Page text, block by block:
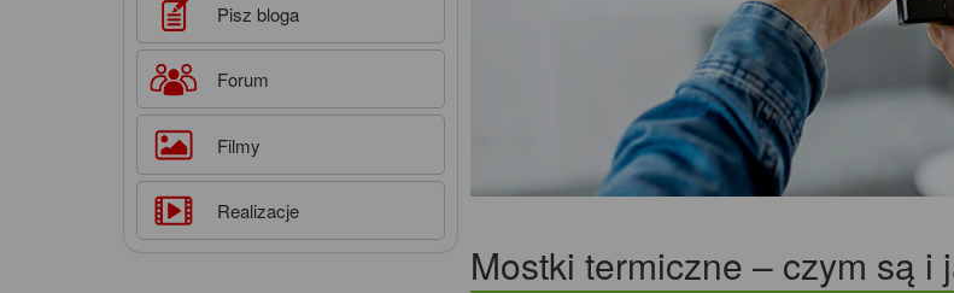
Mostki termiczne – czym są i
Pisz bloga
Forum
Filmy
Realizacje